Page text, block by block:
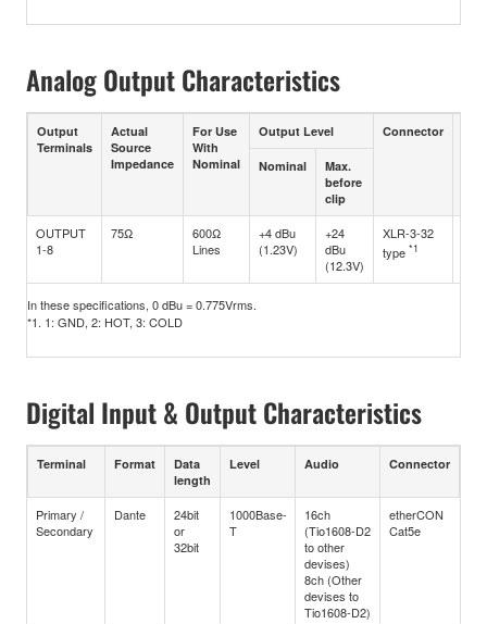
Analog Output Characteristics
Output
Terminals
Actual
Source
Impedance
For Use
With
Nominal
Output Level Connector
Nominal
Max.
before
clip
OUTPUT
1-8
75Ω
600Ω
Lines
+4 dBu
(1.23V)
+24
dBu
(12.3V)
XLR-3-32
type *1
In these specifications, 0 dBu = 0.775Vrms.
*1. 1: GND, 2: HOT, 3: COLD
Digital Input & Output Characteristics
Terminal Format
Data
length
Level Audio Connector
Primary /
Secondary
Dante
24bit
or
32bit
1000Base-
T
16ch
(Tio1608-D2
to other
devises)
8ch (Other
devises to
Tio1608-D2)
etherCON
Cat5e